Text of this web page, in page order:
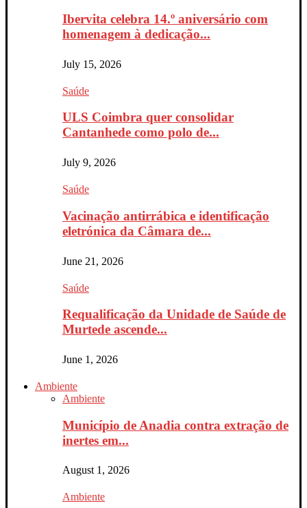
Ibervita celebra 14.º aniversário com
homenagem à dedicação...
July 15, 2026
Saúde
ULS Coimbra quer consolidar
Cantanhede como polo de...
July 9, 2026
Saúde
Vacinação antirrábica e identificação
eletrónica da Câmara de...
June 21, 2026
Saúde
Requalificação da Unidade de Saúde de
Murtede ascende...
June 1, 2026
Ambiente
Ambiente
Município de Anadia contra extração de
inertes em...
August 1, 2026
Ambiente